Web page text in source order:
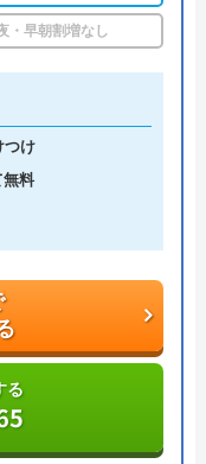
割で20%割引に
るので、急な出
す。他にも、ク
用でき、都合の
る
・早朝割増なし
つけ
無料
る